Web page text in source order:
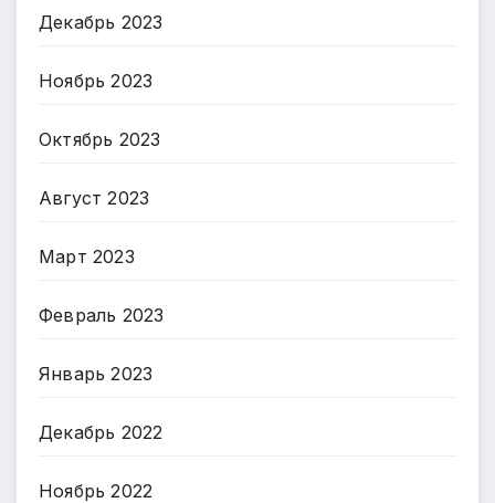
Декабрь 2023
Ноябрь 2023
Октябрь 2023
Август 2023
Март 2023
Февраль 2023
Январь 2023
Декабрь 2022
Ноябрь 2022